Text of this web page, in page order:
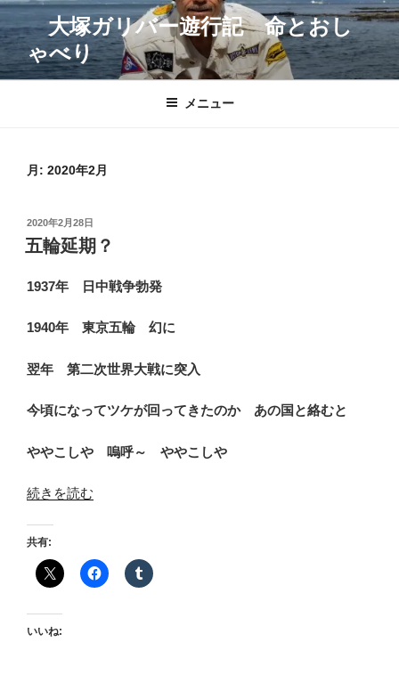
コ
ン
テ
ン
大塚ガリバー遊行記 命とおし
ゃべり
メニュー
月: 2020年2月
投
稿
日:
2020年2月28日
五輪延期？
1937年 日中戦争勃発
1940年 東京五輪 幻に
翌年 第二次世界大戦に突入
今頃になってツケが回ってきたのか あの国と絡むと
ややこしや 嗚呼～ ややこしや
“五
延
期？”
の
続きを読む
共有:
いいね: